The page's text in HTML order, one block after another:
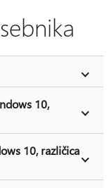
10,
10, različica